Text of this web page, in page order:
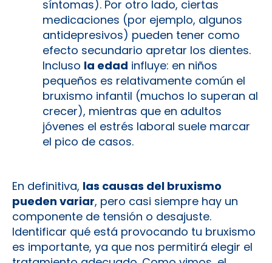
síntomas). Por otro lado, ciertas
medicaciones (por ejemplo, algunos
antidepresivos) pueden tener como
efecto secundario apretar los dientes.
Incluso la edad influye: en niños
pequeños es relativamente común el
bruxismo infantil (muchos lo superan al
crecer), mientras que en adultos
jóvenes el estrés laboral suele marcar
el pico de casos.
En definitiva, las causas del bruxismo
pueden variar, pero casi siempre hay un
componente de tensión o desajuste.
Identificar qué está provocando tu bruxismo
es importante, ya que nos permitirá elegir el